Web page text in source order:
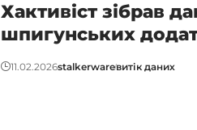
Хактивіст зібрав
шпигунських
11.02.2026stalkerwareвитік даних